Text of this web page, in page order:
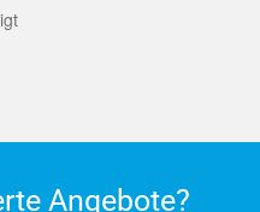
Angebote?